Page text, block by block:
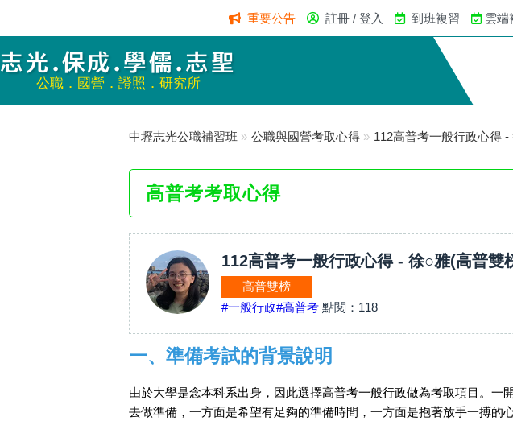
重要公告 註冊 / 登入 到班複習 雲端
志光.保成.學儒.志聖
公職．國營．證照．研究所
中壢志光公職補習班 » 公職與國營考取心得 » 112高普考一般行政心得
高普考考取心得
112高普考一般行政心得 - 徐○雅(高普雙
高普雙榜
#一般行政#高普考 點閱： 118
一、準備考試的背景說明
由於大學是念本科系出身，因此選擇高普考一般行政做為考取項目。一
去做準備，一方面是希望有足夠的準備時間，一方面是抱著放手一搏的